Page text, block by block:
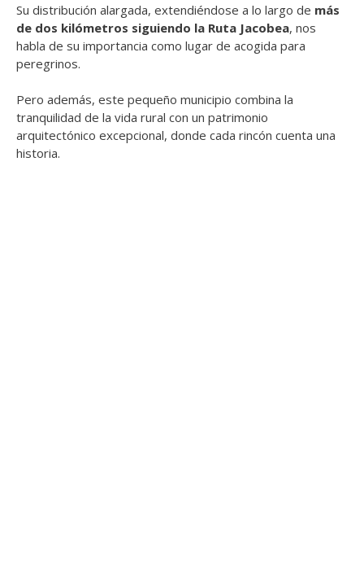
Su distribución alargada, extendiéndose a lo largo de más
de dos kilómetros siguiendo la Ruta Jacobea, nos
habla de su importancia como lugar de acogida para
peregrinos.
Pero además, este pequeño municipio combina la
tranquilidad de la vida rural con un patrimonio
arquitectónico excepcional, donde cada rincón cuenta una
historia.